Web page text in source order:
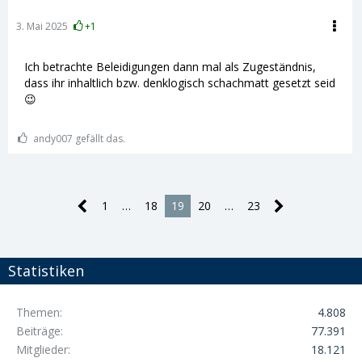
3. Mai 2025 +1
Ich betrachte Beleidigungen dann mal als Zugeständnis,
dass ihr inhaltlich bzw. denklogisch schachmatt gesetzt seid
😉
andy007 gefällt das.
1 … 18 19 20 … 23
Statistiken
Themen
4.808
Beiträge
77.391
Mitglieder
18.121